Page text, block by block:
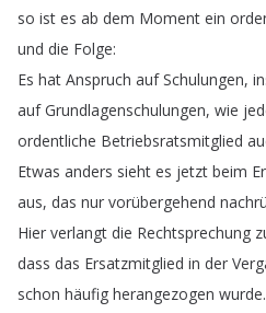
so ist es ab dem Moment ein
und die Folge:
Es hat Anspruch auf Schulungen,
auf Grundlagenschulungen, wie
ordentliche Betriebsratsmitglied
Etwas anders sieht es jetzt beim
aus, das nur vorübergehend
Hier verlangt die Rechtsprechung
dass das Ersatzmitglied in der
schon häufig herangezogen wurde.